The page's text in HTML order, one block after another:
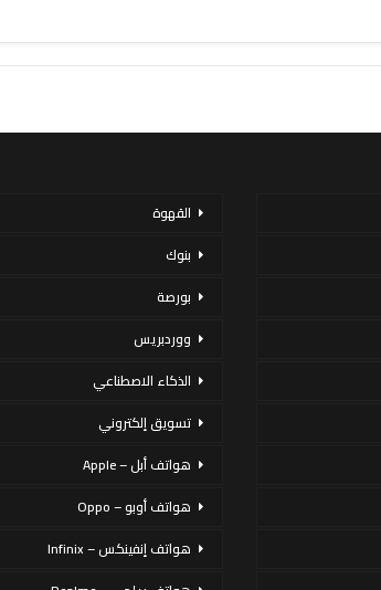
القهوة
بنوك
بورصة
ووردبريس
الذكاء الاصطناعي
تسويق إلكتروني
هواتف أبل – Apple
هواتف أوبو – Oppo
هواتف إنفينكس – Infinix